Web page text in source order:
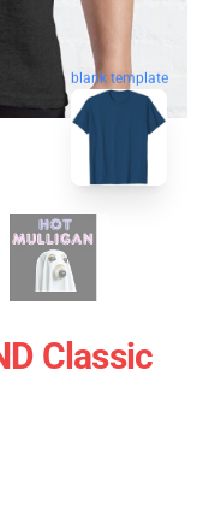
blank template
Classic